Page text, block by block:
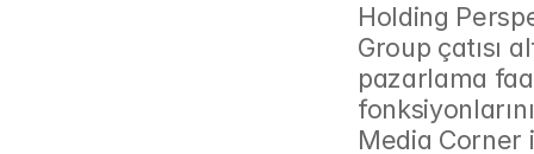
Holding
Group çatısı
pazarlama
Media Corner